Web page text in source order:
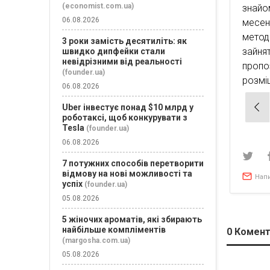
0
(economist.com.ua)
06.08.2026
3 роки замість десятиліть: як
швидко дипфейки стали
невідрізними від реальності
(founder.ua)
06.08.2026
Uber інвестує понад $10 млрд у
роботаксі, щоб конкурувати з
Tesla (founder.ua)
06.08.2026
7 потужних способів перетворити
відмову на нові можливості та
успіх (founder.ua)
05.08.2026
5 жіночих ароматів, які збирають
найбільше компліментів
(margosha.com.ua)
05.08.2026